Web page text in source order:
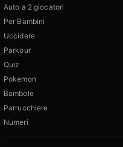
Auto a 2 giocatori
Per Bambini
Uccidere
Parkour
Quiz
Pokemon
Bambole
Parrucchiere
Numeri